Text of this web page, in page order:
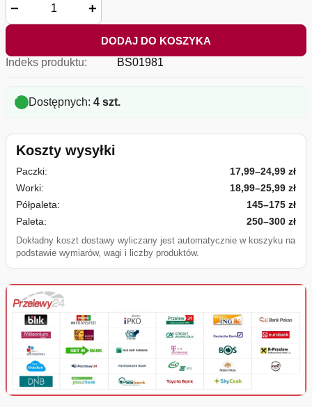
− +
DODAJ DO KOSZYKA
Indeks produktu:
BS01981
Dostępnych: 4 szt.
Koszty wysyłki
Paczki:
17,99–24,99 zł
Worki:
18,99–25,99 zł
Półpaleta:
145–175 zł
Paleta:
250–300 zł
Dokładny koszt dostawy wyliczany jest automatycznie w koszyku na
podstawie wymiarów, wagi i liczby produktów.